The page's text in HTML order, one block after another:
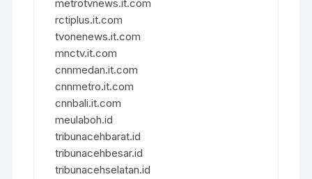
metrotvnews.it.com
rctiplus.it.com
tvonenews.it.com
mnctv.it.com
cnnmedan.it.com
cnnmetro.it.com
cnnbali.it.com
meulaboh.id
tribunacehbarat.id
tribunacehbesar.id
tribunacehselatan.id